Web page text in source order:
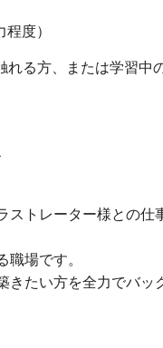
度）
れる方、または学習中
ストレーター様との仕
職場です。
きたい方を全力でバッ